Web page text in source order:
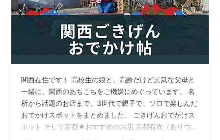
関西在住です！ 高校生の娘と、高齢だけど元気な父母と
一緒に、関西のあちこちをご機嫌にめぐっています。 名
所から話題のお店まで、3世代で親子で、ソロで楽しんだ
おでかけスポットをまとめました。 ごきげんおでかけス
ポット そして京都★おすすめのお店 京都有次（ありつ